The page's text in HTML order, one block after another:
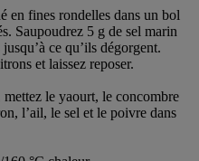
en fines rondelles dans un bol
Saupoudrez 5 g de sel marin
ce qu’ils dégorgent.
et laissez reposer.
le yaourt, le concombre
l’ail, le sel et le poivre dans